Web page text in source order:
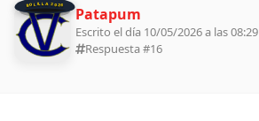
BOLILLA 2026 Patapum
Escrito el día 10/05/2026 a las 08:29
Respuesta #16